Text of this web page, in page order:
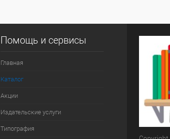
Помощь и сервисы
Главная
Каталог
Акции
Издательские услуги
Типография